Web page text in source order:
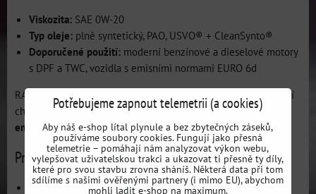
Viskozita: SAE 0W-20
Typ oleje: plně syntetický, PAO, USVO® + CleanSynto®
Doporučené použití: moderní benzínové a dieselové motory
s DPF a TWC, vozidla s emisními normami EURO 6d
RAVENOL EFS 0W-20 nabízí
ekologickou volbu pro řidiče
, kteří
chtějí spojitúsporu paliva, spolehlivou ochranu motoru a nižší
emise .
Proč si vybrat RAVENOL EFS 0W-20
Maximální úspora palivaa ekologický provoz.
Potřebujeme zapnout telemetrii (a cookies)
Aby náš e-shop lítal plynule a bez zbytečných záseků,
používáme soubory cookies. Fungují jako přesná
telemetrie – pomáhají nám analyzovat výkon webu,
vylepšovat uživatelskou trakci a ukazovat ti přesně ty díly,
které pro svou stavbu zrovna sháníš. Některá data při tom
sdílíme s našimi ověřenými partnery (i mimo EU), abychom
mohli ladit e-shop na maximum.